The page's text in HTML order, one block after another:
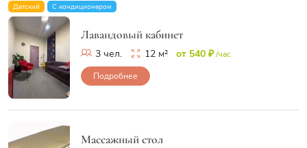
Детский С кондиционером
Лавандовый кабинет
3 чел. 12 м² от 540 ₽/час
Подробнее
Массажный стол